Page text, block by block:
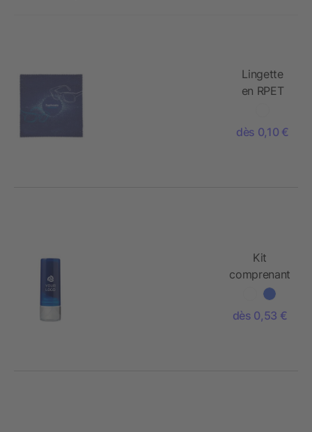
Lingette
en RPET
dès 0,10 €
Kit
comprenant
un spray de
dès 0,53 €